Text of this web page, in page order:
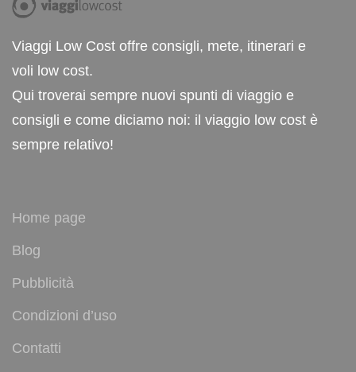
Viaggi Low Cost offre consigli, mete, itinerari e
voli low cost.
Qui troverai sempre nuovi spunti di viaggio e
consigli e come diciamo noi: il viaggio low cost è
sempre relativo!
Home page
Blog
Pubblicità
Condizioni d’uso
Contatti